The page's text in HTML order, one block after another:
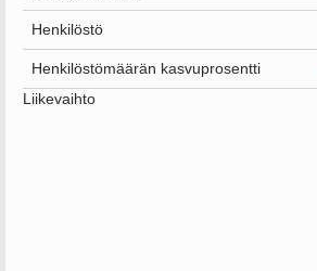
Henkilöstö
Henkilöstömäärän kasvuprosentti
Liikevaihto